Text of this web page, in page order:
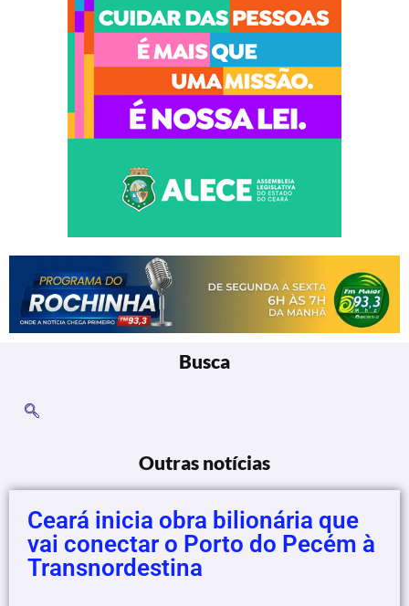
Busca
Outras notícias
Ceará inicia obra bilionária que
vai conectar o Porto do Pecém à
Transnordestina